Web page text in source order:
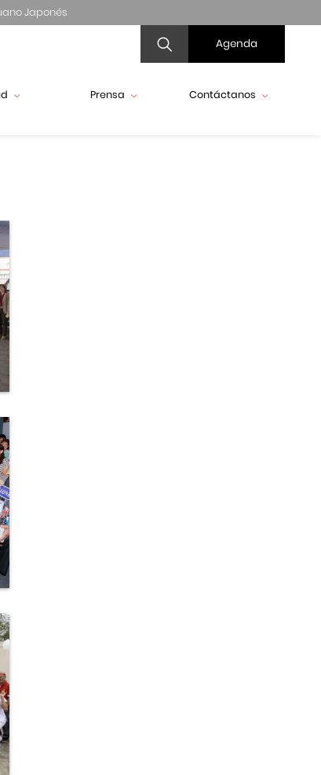
Japonés
Agenda
Prensa Contáctanos